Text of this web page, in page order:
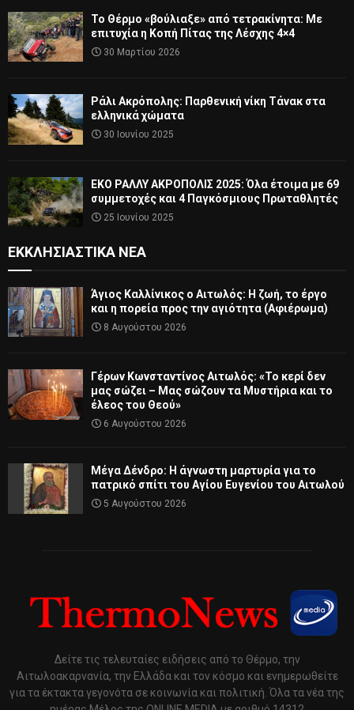
Το Θέρμο «βούλιαξε» από τετρακίνητα: Με
επιτυχία η Κοπή Πίτας της Λέσχης 4×4
30 Μαρτίου 2026
Ράλι Ακρόπολης: Παρθενική νίκη Τάνακ στα
ελληνικά χώματα
30 Ιουνίου 2025
ΕΚΟ ΡΑΛΛΥ ΑΚΡΟΠΟΛΙΣ 2025: Όλα έτοιμα με 69
συμμετοχές και 4 Παγκόσμιους Πρωταθλητές
25 Ιουνίου 2025
ΕΚΚΛΗΣΙΑΣΤΙΚΆ ΝΈΑ
Άγιος Καλλίνικος ο Αιτωλός: Η ζωή, το έργο
και η πορεία προς την αγιότητα (Αφιέρωμα)
8 Αυγούστου 2026
Γέρων Κωνσταντίνος Αιτωλός: «Το κερί δεν
μας σώζει – Μας σώζουν τα Μυστήρια και το
έλεος του Θεού»
6 Αυγούστου 2026
Μέγα Δένδρο: Η άγνωστη μαρτυρία για το
πατρικό σπίτι του Αγίου Ευγενίου του Αιτωλού
5 Αυγούστου 2026
Δείτε τις τελευταίες ειδήσεις από το Θέρμο, την
Αιτωλοακαρνανία, την Ελλάδα και τον κόσμο και ενημερωθείτε
για τα έκτακτα γεγονότα σε κοινωνία και πολιτική. Όλα τα νέα της